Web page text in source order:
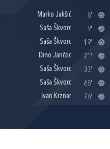
Marko Jakšić
8'
Saša Škvorc
9'
Saša Škvorc
19'
Dino Jančec
21'
Saša Škvorc
33'
Saša Škvorc
68'
Ivan Krznar
76'